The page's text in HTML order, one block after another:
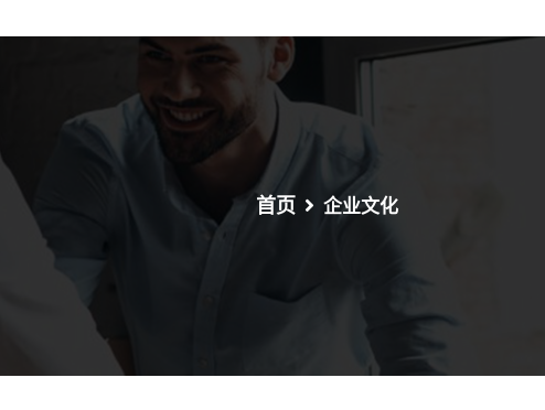
首页 企业文化